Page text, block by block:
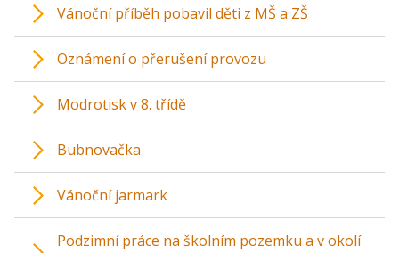
Vánoční příběh pobavil děti z MŠ a ZŠ
Oznámení o přerušení provozu
Modrotisk v 8. třídě
Bubnovačka
Vánoční jarmark
Podzimní práce na školním pozemku a v okolí